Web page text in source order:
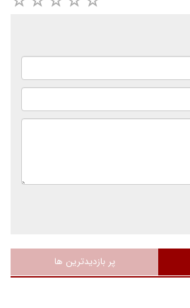
پر بازدیدترین ها